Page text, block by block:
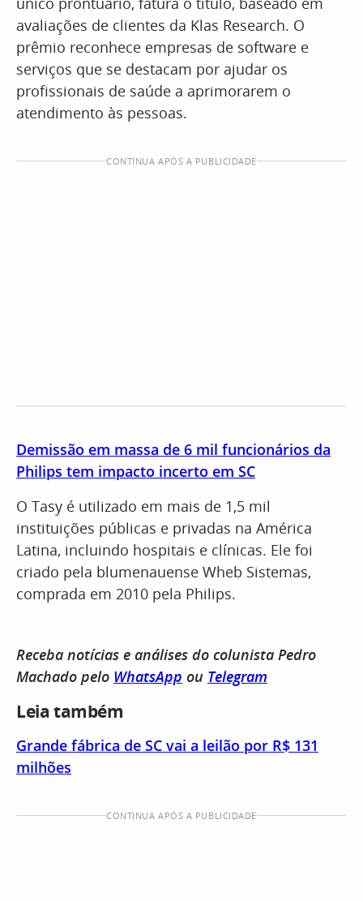
avaliações de clientes da Klas Research. O
prêmio reconhece empresas de software e
serviços que se destacam por ajudar os
profissionais de saúde a aprimorarem o
atendimento às pessoas.
CONTINUA APÓS A PUBLICIDADE
Demissão em massa de 6 mil funcionários da
Philips tem impacto incerto em SC
O Tasy é utilizado em mais de 1,5 mil
instituições públicas e privadas na América
Latina, incluindo hospitais e clínicas. Ele foi
criado pela blumenauense Wheb Sistemas,
comprada em 2010 pela Philips.
Receba notícias e análises do colunista Pedro
Machado pelo WhatsApp ou Telegram
Leia também
Grande fábrica de SC vai a leilão por R$ 131
milhões
CONTINUA APÓS A PUBLICIDADE